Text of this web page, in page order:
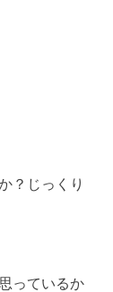
？じっくり
っているか